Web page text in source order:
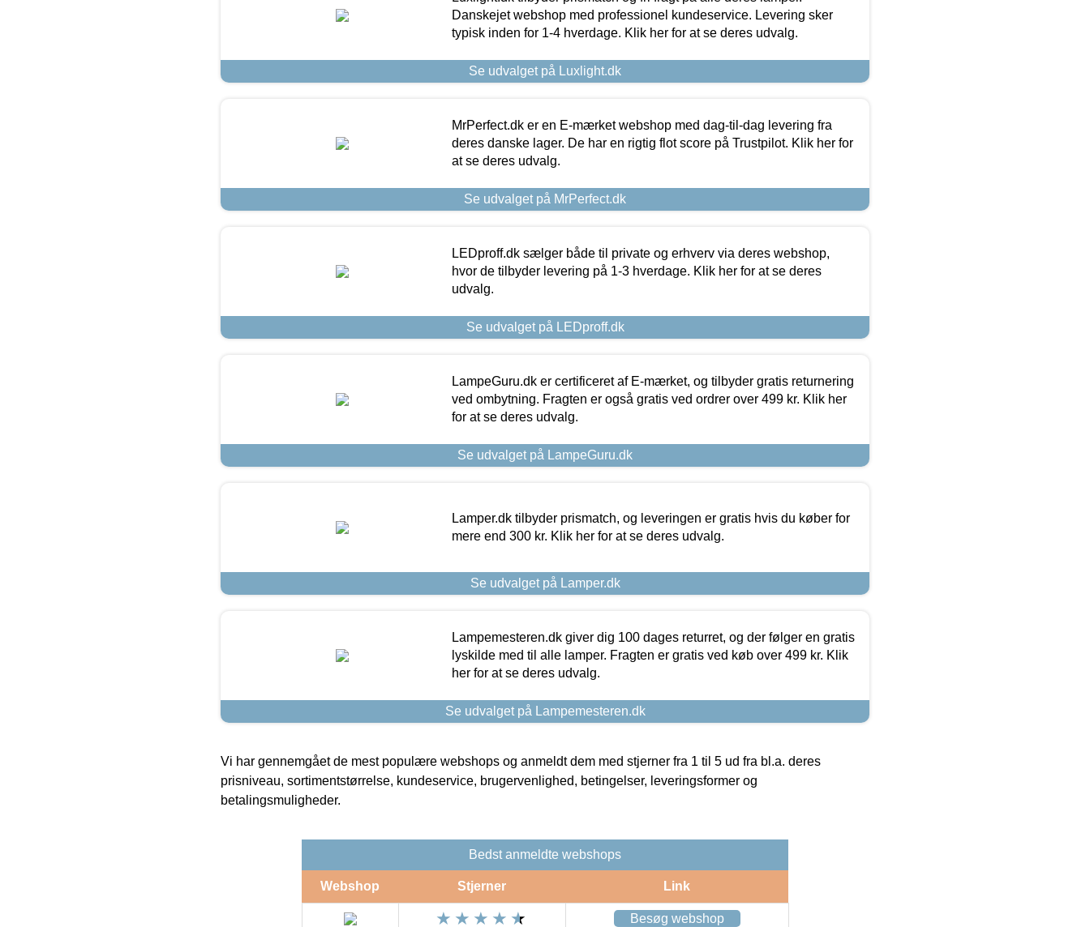
Danskejet webshop med professionel kundeservice. Levering sker
typisk inden for 1-4 hverdage. Klik her for at se deres udvalg.
Se udvalget på Luxlight.dk
MrPerfect.dk er en E-mærket webshop med dag-til-dag levering fra
deres danske lager. De har en rigtig flot score på Trustpilot. Klik her for
at se deres udvalg.
Se udvalget på MrPerfect.dk
LEDproff.dk sælger både til private og erhverv via deres webshop,
hvor de tilbyder levering på 1-3 hverdage. Klik her for at se deres
udvalg.
Se udvalget på LEDproff.dk
LampeGuru.dk er certificeret af E-mærket, og tilbyder gratis returnering
ved ombytning. Fragten er også gratis ved ordrer over 499 kr. Klik her
for at se deres udvalg.
Se udvalget på LampeGuru.dk
Lamper.dk tilbyder prismatch, og leveringen er gratis hvis du køber for
mere end 300 kr. Klik her for at se deres udvalg.
Se udvalget på Lamper.dk
Lampemesteren.dk giver dig 100 dages returret, og der følger en gratis
lyskilde med til alle lamper. Fragten er gratis ved køb over 499 kr. Klik
her for at se deres udvalg.
Se udvalget på Lampemesteren.dk
Vi har gennemgået de mest populære webshops og anmeldt dem med stjerner fra 1 til 5 ud fra bl.a. deres
prisniveau, sortimentstørrelse, kundeservice, brugervenlighed, betingelser, leveringsformer og
betalingsmuligheder.
Bedst anmeldte webshops
Webshop Stjerner Link
Besøg webshop